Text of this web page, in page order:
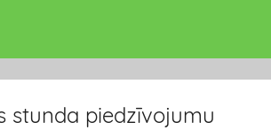
stunda piedzīvojumu